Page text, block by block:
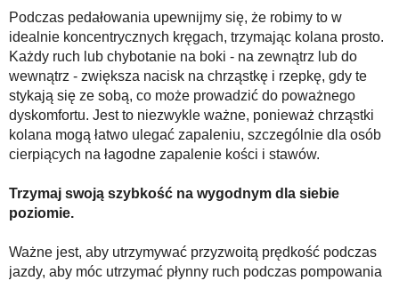
Podczas pedałowania upewnijmy się, że robimy to w
idealnie koncentrycznych kręgach, trzymając kolana prosto.
Każdy ruch lub chybotanie na boki - na zewnątrz lub do
wewnątrz - zwiększa nacisk na chrząstkę i rzepkę, gdy te
stykają się ze sobą, co może prowadzić do poważnego
dyskomfortu. Jest to niezwykle ważne, ponieważ chrząstki
kolana mogą łatwo ulegać zapaleniu, szczególnie dla osób
cierpiących na łagodne zapalenie kości i stawów.
Trzymaj swoją szybkość na wygodnym dla siebie
poziomie.
Ważne jest, aby utrzymywać przyzwoitą prędkość podczas
jazdy, aby móc utrzymać płynny ruch podczas pompowania